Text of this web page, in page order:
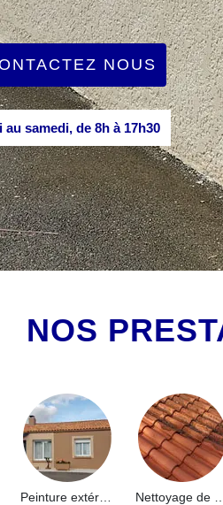
NOUS
samedi, de 8h à 17h30
NOS